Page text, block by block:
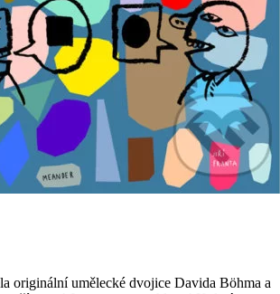
originální umělecké dvojice Davida Böhma a